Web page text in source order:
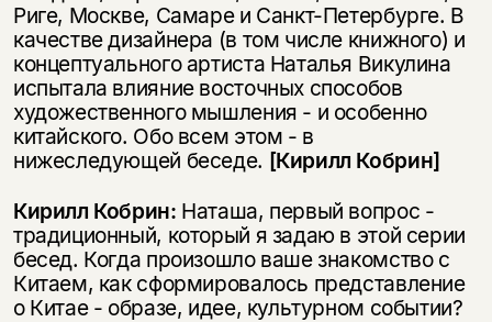
Риге, Москве, Самаре и Санкт-Петербурге. В
качестве дизайнера (в том числе книжного) и
концептуального артиста Наталья Викулина
испытала влияние восточных способов
художественного мышления - и особенно
китайского. Обо всем этом - в
нижеследующей беседе. [Кирилл Кобрин]
Кирилл Кобрин: Наташа, первый вопрос -
традиционный, который я задаю в этой серии
бесед. Когда произошло ваше знакомство с
Китаем, как сформировалось представление
о Китае - образе, идее, культурном событии?